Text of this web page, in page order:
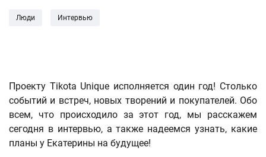
Люди Интервью
Проекту Tikota Unique исполняется один год! Столько
событий и встреч, новых творений и покупателей. Обо
всем, что происходило за этот год, мы расскажем
сегодня в интервью, а также надеемся узнать, какие
планы у Екатерины на будущее!